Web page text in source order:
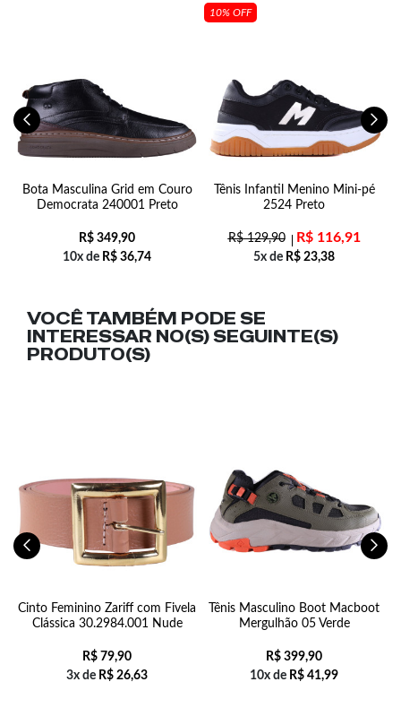
Bota Masculina Grid em Couro
Democrata 240001 Preto
R$ 349,90
10x de R$ 36,74
10% OFF
Tênis Infantil Menino Mini-pé
2524 Preto
R$129,90 R$116,91
5x de R$ 23,38
VOCÊ TAMBÉM PODE SE
INTERESSAR NO(S) SEGUINTE(S)
PRODUTO(S)
Cinto Feminino Zariff com Fivela
Clássica 30.2984.001 Nude
R$ 79,90
3x de R$ 26,63
Tênis Masculino Boot Macboot
Mergulhão 05 Verde
R$ 399,90
10x de R$ 41,99